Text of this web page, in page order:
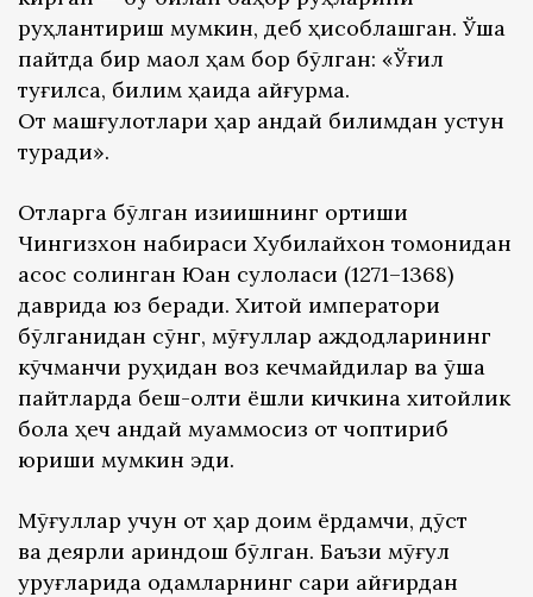
руҳлантириш мумкин, деб ҳисоблашган. Ўша
пайтда бир мақол ҳам бор бўлган: «Ўғил
туғилса, билим ҳақида қайғурма.
От машғулотлари ҳар қандай билимдан устун
туради».
Отларга бўлган қизиқишнинг ортиши
Чингизхон набираси Хубилайхон томонидан
асос солинган Юан сулоласи (1271–1368)
даврида юз беради. Хитой императори
бўлганидан сўнг, мўғуллар аждодларининг
кўчманчи руҳидан воз кечмайдилар ва ўша
пайтларда беш-олти ёшли кичкина хитойлик
бола ҳеч қандай муаммосиз от чоптириб
юриши мумкин эди.
Мўғуллар учун от ҳар доим ёрдамчи, дўст
ва деярли қариндош бўлган. Баъзи мўғул
уруғларида одамларнинг сариқ айғирдан